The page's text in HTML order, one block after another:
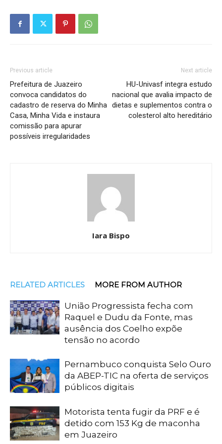
Previous article
Prefeitura de Juazeiro
convoca candidatos do
cadastro de reserva do Minha
Casa, Minha Vida e instaura
comissão para apurar
possíveis irregularidades
Next article
HU-Univasf integra estudo
nacional que avalia impacto de
dietas e suplementos contra o
colesterol alto hereditário
Iara Bispo
RELATED ARTICLES MORE FROM AUTHOR
União Progressista fecha com
Raquel e Dudu da Fonte, mas
ausência dos Coelho expõe
tensão no acordo
Pernambuco conquista Selo Ouro
da ABEP-TIC na oferta de serviços
públicos digitais
Motorista tenta fugir da PRF e é
detido com 153 Kg de maconha
em Juazeiro